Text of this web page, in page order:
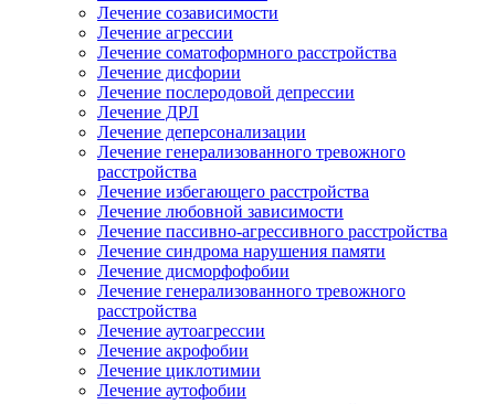
Лечение созависимости
Лечение агрессии
Лечение соматоформного расстройства
Лечение дисфории
Лечение послеродовой депрессии
Лечение ДРЛ
Лечение деперсонализации
Лечение генерализованного тревожного
расстройства
Лечение избегающего расстройства
Лечение любовной зависимости
Лечение пассивно-агрессивного расстройства
Лечение синдрома нарушения памяти
Лечение дисморфофобии
Лечение генерализованного тревожного
расстройства
Лечение аутоагрессии
Лечение акрофобии
Лечение циклотимии
Лечение аутофобии